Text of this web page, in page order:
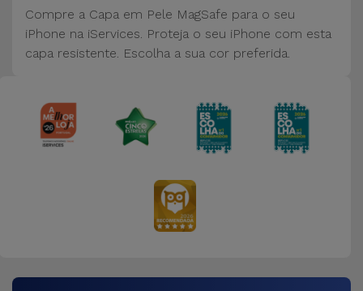
de
Acessórios
iPad e
tudo
Compre a Capa em Pele MagSafe para o seu
iPhone na iServices. Proteja o seu iPhone com esta
capa resistente. Escolha a sua cor preferida.